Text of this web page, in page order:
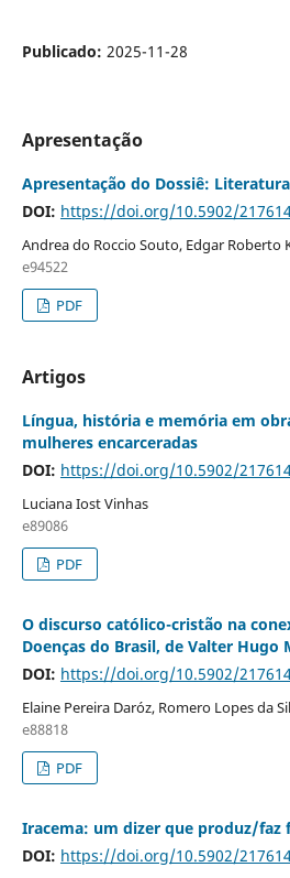
Publicado: 2025-11-28
Apresentação
Apresentação do Dossiê:
DOI: https://doi.org/10.5902/
Andrea do Roccio Souto, Edgar Roberto
e94522
PDF
Artigos
Língua, história e memória em
mulheres encarceradas
DOI: https://doi.org/10.5902/
Luciana Iost Vinhas
e89086
PDF
O discurso católico-cristão na
Doenças do Brasil, de Valter Hugo
DOI: https://doi.org/10.5902/
Elaine Pereira Daróz, Romero Lopes da
e88818
PDF
Iracema: um dizer que produz/faz
DOI: https://doi.org/10.5902/